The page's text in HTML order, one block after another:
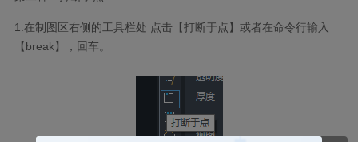
1. 在制图区右侧的工具栏处 点击【打断于点】或者在命令行输入
【break】，回车。